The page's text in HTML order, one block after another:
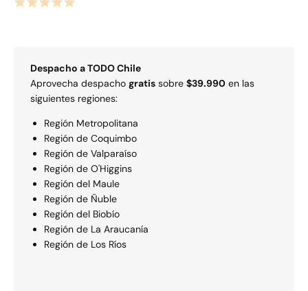
Despacho aTODOChile
Aprovecha despacho gratis sobre $39.990 en las
siguientes regiones:
Región Metropolitana
Región de Coquimbo
Región de Valparaí­so
Región de O'Higgins
Región del Maule
Región de Ñuble
Región del Biobío
Región de La Araucaní­a
Región de Los Rí­os